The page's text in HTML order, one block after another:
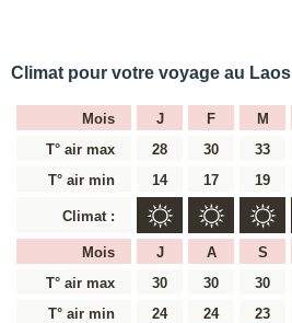
Climat pour votre voyage au Laos
Mois J F M
T° air max
28 30 33
T° air min
14 17 19
Climat :
Mois J A S
T° air max
30 30 30
T° air min
24 24 23